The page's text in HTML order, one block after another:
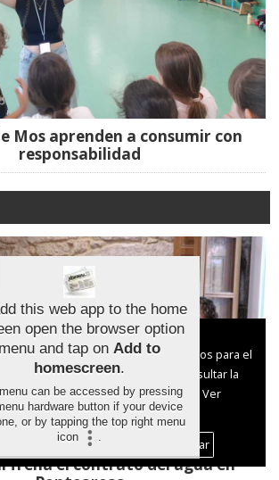
Mos aprenden a consumir con
responsabilidad
frena el contrato del agua en
sobre el Uso de cookies:
cookies nuestras y de terceros para el
del digital. Puedes consultar la
de cookies y como desconectarlas.
Ver
Política de Privacidad y Cookies
Aceptar Cookies
Personalizar
this web app to the home
open the browser option
menu and tap on Add to
homescreen.
can be accessed by pressing
hardware button if your device
or by tapping the top right menu
icon
.